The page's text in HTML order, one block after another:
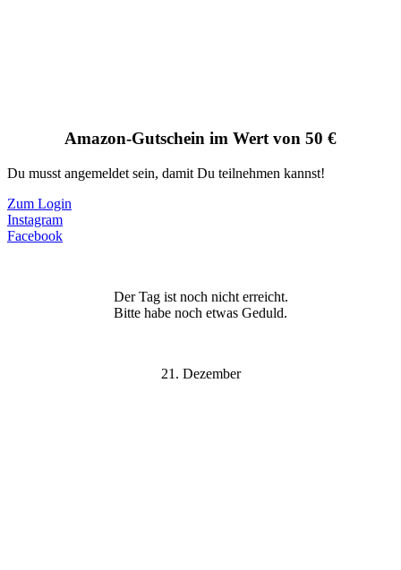
Amazon-Gutschein im Wert von 50 €
Du musst angemeldet sein, damit Du teilnehmen kannst!
Zum Login
Instagram
Facebook
Der Tag ist noch nicht erreicht.
Bitte habe noch etwas Geduld.
21. Dezember